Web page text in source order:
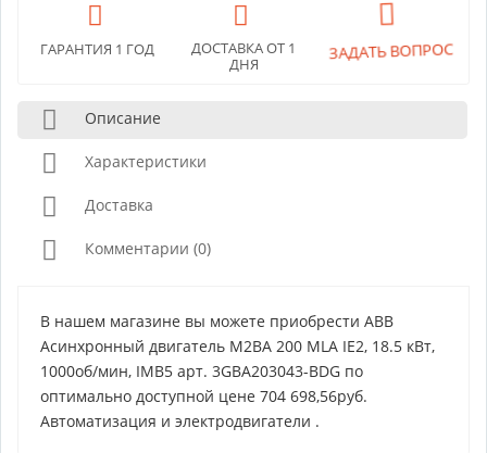
ГАРАНТИЯ 1 ГОД
ДОСТАВКА ОТ 1
ДНЯ
ЗАДАТЬ ВОПРОС
Описание
Характеристики
Доставка
Комментарии (0)
В нашем магазине вы можете приобрести ABB
Асинхронный двигатель M2BA 200 MLA IE2, 18.5 кВт,
1000об/мин, IMB5 арт. 3GBA203043-BDG по
оптимально доступной цене 704 698,56руб.
Автоматизация и электродвигатели .